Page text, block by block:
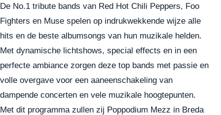
De No.1 tribute bands van Red Hot Chili Peppers, Foo
Fighters en Muse spelen op indrukwekkende wijze alle
hits en de beste albumsongs van hun muzikale helden.
Met dynamische lichtshows, special effects en in een
perfecte ambiance zorgen deze top bands met passie en
volle overgave voor een aaneenschakeling van
dampende concerten en vele muzikale hoogtepunten.
Met dit programma zullen zij Poppodium Mezz in Breda